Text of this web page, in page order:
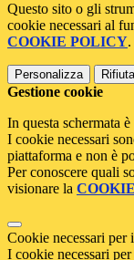
Questo sito o gli
cookie necessari al
COOKIE POLICY.
Personalizza
Gestione cookie
In questa schermata
I cookie necessari
piattaforma e non è
Per conoscere quali
visionare la
Cookie necessari per
I cookie necessari